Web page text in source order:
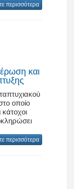
περισσότερα
και
οποίο
περισσότερα